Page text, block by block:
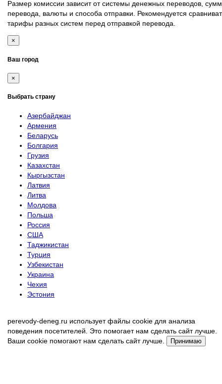
Размер комиссии зависит от системы денежных переводов,
перевода, валюты и способа отправки. Рекомендуется
тарифы разных систем перед отправкой перевода.
×
Ваш город
×
Выбрать страну
Азербайджан
Армения
Беларусь
Болгария
Грузия
Казахстан
Кыргызстан
Латвия
Литва
Молдова
Польша
Россия
США
Таджикистан
Турция
Узбекистан
Украина
Чехия
Эстония
perevody-deneg.ru использует файлы cookie для анализа
поведения посетителей. Это помогает нам сделать сайт лучше.
Ваши cookie помогают нам сделать сайт лучше.
Принимаю